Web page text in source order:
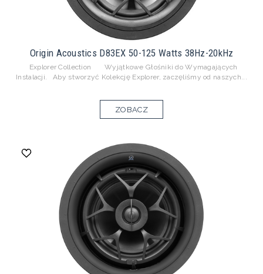
Origin Acoustics D83EX 50-125 Watts 38Hz-20kHz
Explorer Collection Wyjątkowe Głośniki do Wymagających
Instalacji. Aby stworzyć Kolekcję Explorer, zaczęliśmy od naszych...
ZOBACZ